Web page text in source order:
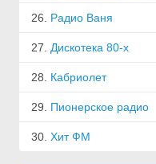
26. Радио Ваня
27. Дискотека 80-х
28. Кабриолет
29. Пионерское радио
30.Хит ФМ